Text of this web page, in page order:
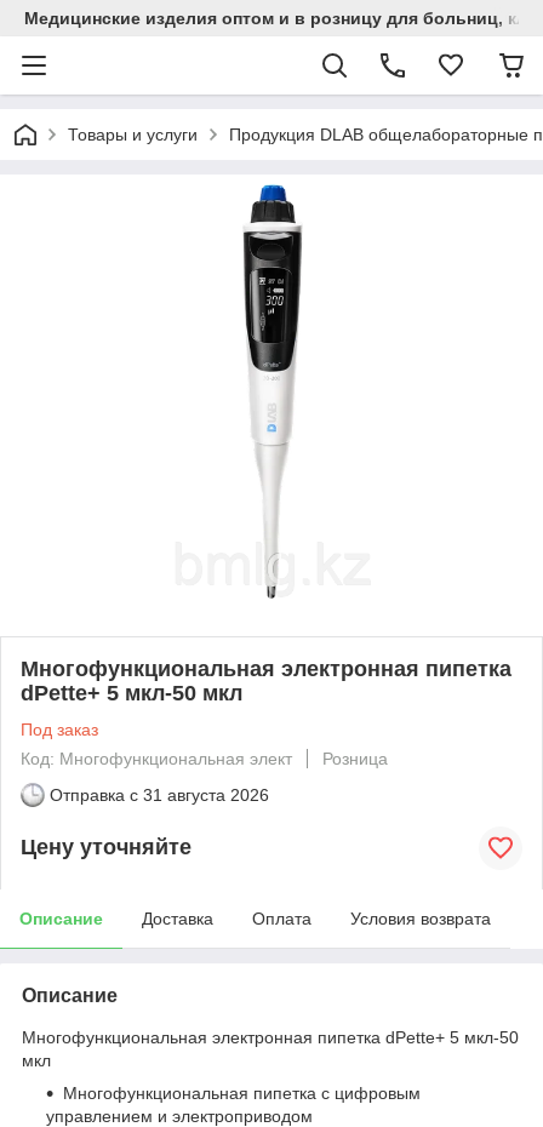
Медицинские изделия оптом и в розницу для больниц,
Товары и услуги Продукция DLAB общелабораторные
Многофункциональная электронная пипетка
dPette+ 5 мкл-50 мкл
Под заказ
Код: Многофункциональная элект
Розница
Отправка с 31 августа 2026
Цену уточняйте
Описание Доставка Оплата Условия возврата
Описание
Многофункциональная электронная пипетка dPette+ 5 мкл-50
мкл
Многофункциональная пипетка с цифровым
управлением и электроприводом